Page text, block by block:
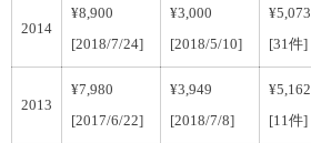
2014
¥8,900
[2018/7/24]
¥3,000
[2018/5/10]
¥5,073
[31件]
2013
¥7,980
[2017/6/22]
¥3,949
[2018/7/8]
¥5,162
[11件]